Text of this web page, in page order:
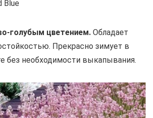
Blue
голубым цветением. Обладает
Прекрасно зимует в
без необходимости выкапывания.